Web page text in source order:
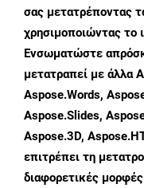
σας μετατρέποντας
χρησιμοποιώντας το
Ενσωματώστε
μετατραπεί με άλλα
Aspose.Words,
Aspose.Slides,
Aspose.3D,
επιτρέπει τη
διαφορετικές